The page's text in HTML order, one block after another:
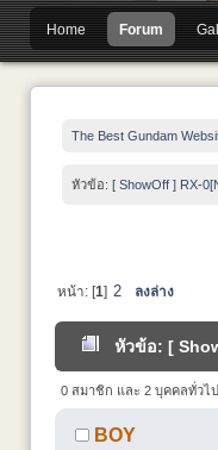
Home Forum
The Best Gundam
หัวข้อ: [ ShowOff ] RX-
หน้า: [1] 2 ลงล่าง
หัวข้อ: [
0 สมาชิก และ 2 บุคคลทั่วไ
BOY